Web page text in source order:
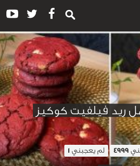
ريد فيلفيت كوكيز
4999 لم يعجبني 1